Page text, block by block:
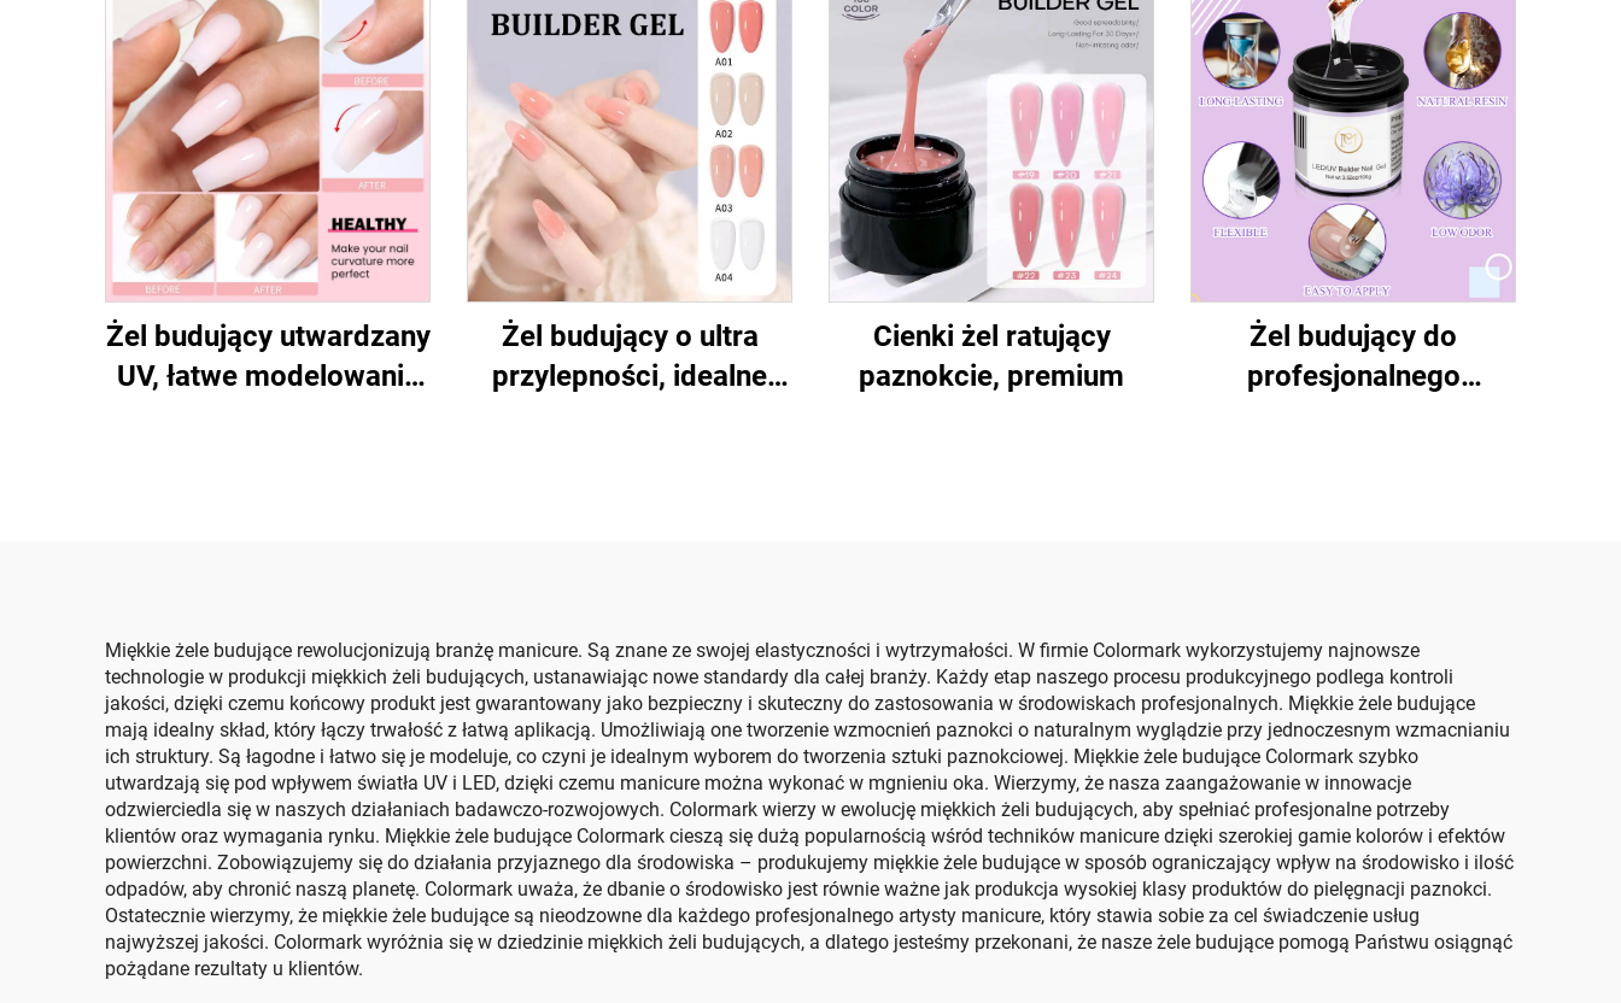
Żel budujący utwardzany
UV, łatwe modelowanie
Żel budujący o ultra
przylepności, idealne
Cienki żel ratujący
paznokcie, premium
Żel budujący do
profesjonalnego
Miękkie żele budujące rewolucjonizują branżę manicure. Są znane ze swojej elastyczności i wytrzymałości. W firmie Colormark wykorzystujemy najnowsze
technologie w produkcji miękkich żeli budujących, ustanawiając nowe standardy dla całej branży. Każdy etap naszego procesu produkcyjnego podlega kontroli
jakości, dzięki czemu końcowy produkt jest gwarantowany jako bezpieczny i skuteczny do zastosowania w środowiskach profesjonalnych. Miękkie żele budujące
mają idealny skład, który łączy trwałość z łatwą aplikacją. Umożliwiają one tworzenie wzmocnień paznokci o naturalnym wyglądzie przy jednoczesnym wzmacnianiu
ich struktury. Są łagodne i łatwo się je modeluje, co czyni je idealnym wyborem do tworzenia sztuki paznokciowej. Miękkie żele budujące Colormark szybko
utwardzają się pod wpływem światła UV i LED, dzięki czemu manicure można wykonać w mgnieniu oka. Wierzymy, że nasza zaangażowanie w innowacje
odzwierciedla się w naszych działaniach badawczo-rozwojowych. Colormark wierzy w ewolucję miękkich żeli budujących, aby spełniać profesjonalne potrzeby
klientów oraz wymagania rynku. Miękkie żele budujące Colormark cieszą się dużą popularnością wśród techników manicure dzięki szerokiej gamie kolorów i efektów
powierzchni. Zobowiązujemy się do działania przyjaznego dla środowiska – produkujemy miękkie żele budujące w sposób ograniczający wpływ na środowisko i ilość
odpadów, aby chronić naszą planetę. Colormark uważa, że dbanie o środowisko jest równie ważne jak produkcja wysokiej klasy produktów do pielęgnacji paznokci.
Ostatecznie wierzymy, że miękkie żele budujące są nieodzowne dla każdego profesjonalnego artysty manicure, który stawia sobie za cel świadczenie usług
najwyższej jakości. Colormark wyróżnia się w dziedzinie miękkich żeli budujących, a dlatego jesteśmy przekonani, że nasze żele budujące pomogą Państwu osiągnąć
pożądane rezultaty u klientów.